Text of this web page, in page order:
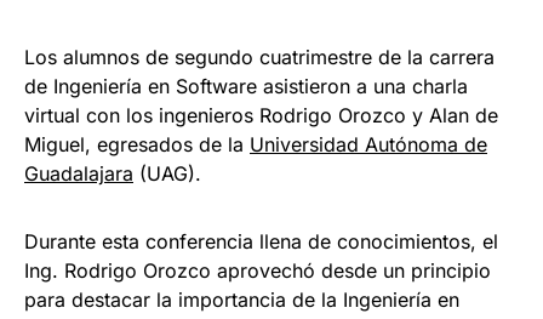
Los alumnos de segundo cuatrimestre de la carrera
de Ingeniería en Software asistieron a una charla
virtual con los ingenieros Rodrigo Orozco y Alan de
Miguel, egresados de la Universidad Autónoma de
Guadalajara (UAG).
Durante esta conferencia llena de conocimientos, el
Ing. Rodrigo Orozco aprovechó desde un principio
para destacar la importancia de la Ingeniería en